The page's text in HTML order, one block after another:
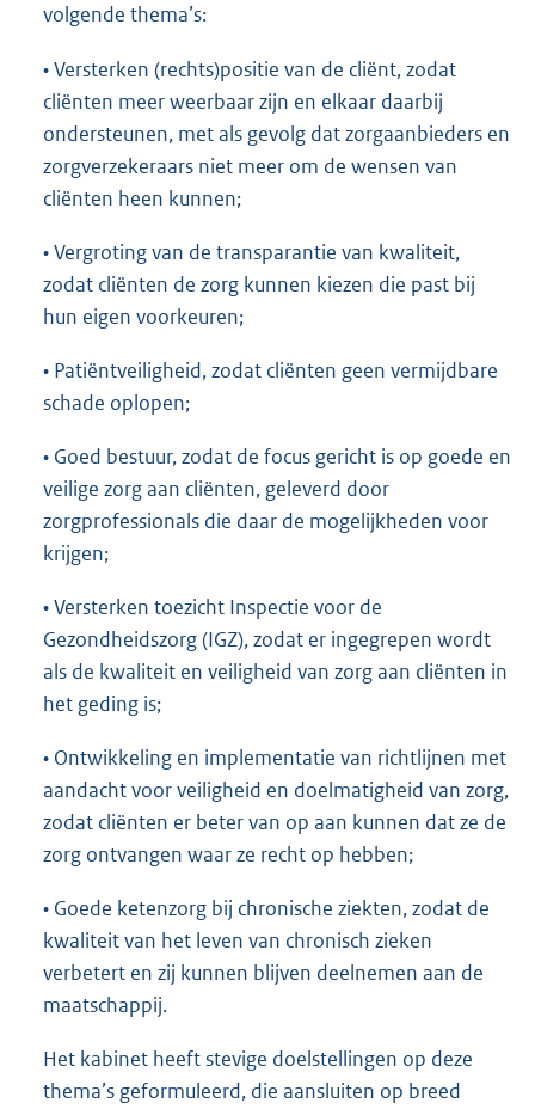
volgende thema’s:
• Versterken (rechts)positie van de cliënt, zodat
cliënten meer weerbaar zijn en elkaar daarbij
ondersteunen, met als gevolg dat zorgaanbieders en
zorgverzekeraars niet meer om de wensen van
cliënten heen kunnen;
• Vergroting van de transparantie van kwaliteit,
zodat cliënten de zorg kunnen kiezen die past bij
hun eigen voorkeuren;
• Patiëntveiligheid, zodat cliënten geen vermijdbare
schade oplopen;
• Goed bestuur, zodat de focus gericht is op goede en
veilige zorg aan cliënten, geleverd door
zorgprofessionals die daar de mogelijkheden voor
krijgen;
• Versterken toezicht Inspectie voor de
Gezondheidszorg (IGZ), zodat er ingegrepen wordt
als de kwaliteit en veiligheid van zorg aan cliënten in
het geding is;
• Ontwikkeling en implementatie van richtlijnen met
aandacht voor veiligheid en doelmatigheid van zorg,
zodat cliënten er beter van op aan kunnen dat ze de
zorg ontvangen waar ze recht op hebben;
• Goede ketenzorg bij chronische ziekten, zodat de
kwaliteit van het leven van chronisch zieken
verbetert en zij kunnen blijven deelnemen aan de
maatschappij.
Het kabinet heeft stevige doelstellingen op deze
thema’s geformuleerd, die aansluiten op breed